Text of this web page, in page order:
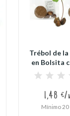
Trébol de
en Bolsita
para...
1,48 €/
Mínimo 20